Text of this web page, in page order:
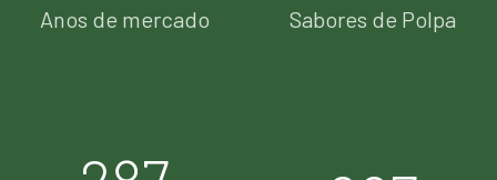
Anos de mercado Sabores de Polpa